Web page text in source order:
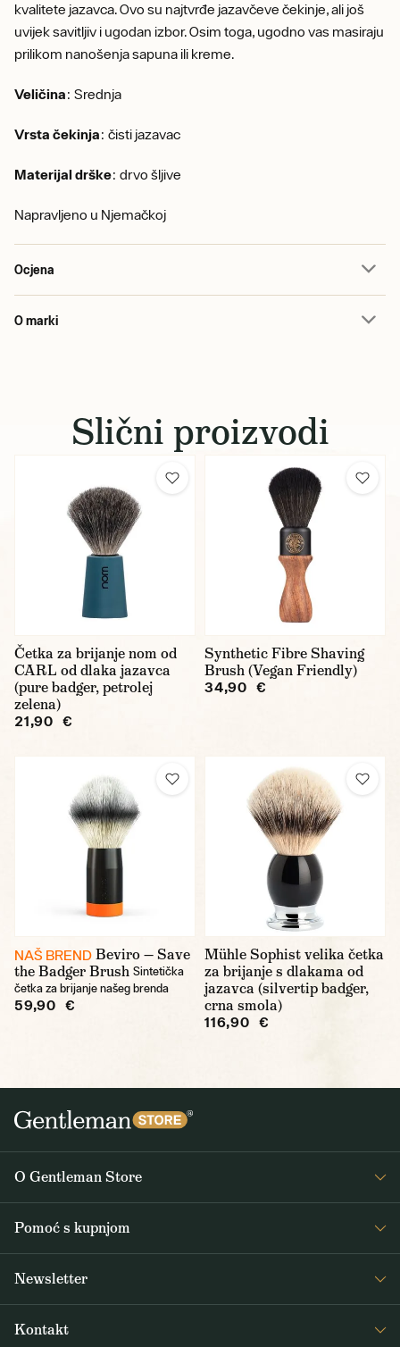
kvalitete jazavca. Ovo su najtvrđe jazavčeve čekinje, ali još
uvijek savitljiv i ugodan izbor. Osim toga, ugodno vas masiraju
prilikom nanošenja sapuna ili kreme.
Veličina: Srednja
Vrsta čekinja: čisti jazavac
Materijal drške: drvo šljive
Napravljeno u Njemačkoj
Ocjena
O marki
Slični proizvodi
Četka za brijanje nom od
CARL od dlaka jazavca
(pure badger, petrolej
zelena)
21,90 €
Synthetic Fibre Shaving
Brush (Vegan Friendly)
34,90 €
NAŠ BREND Beviro — Save
the Badger Brush Sintetička
četka za brijanje našeg brenda
59,90 €
Mühle Sophist velika četka
za brijanje s dlakama od
jazavca (silvertip badger,
crna smola)
116,90 €
O Gentleman Store
Pomoć s kupnjom
Opći uvjeti poslovanja
Newsletter
novim proizvodima i posebnim ponudama
Kontakt